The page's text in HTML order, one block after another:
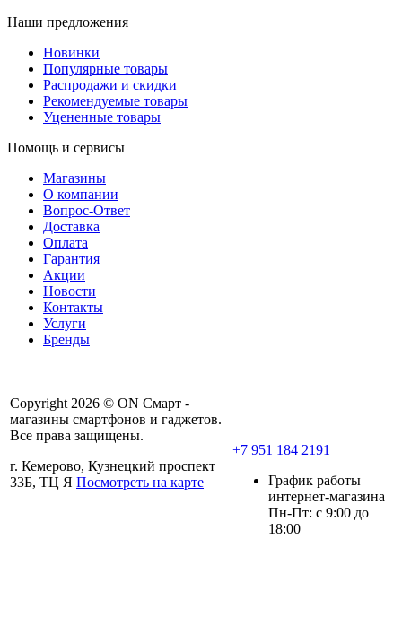
Наши предложения
Новинки
Популярные товары
Распродажи и скидки
Рекомендуемые товары
Уцененные товары
Помощь и сервисы
Магазины
О компании
Вопрос-Ответ
Доставка
Оплата
Гарантия
Акции
Новости
Контакты
Услуги
Бренды
Copyright 2026 © ON Смарт -
магазины смартфонов и гаджетов.
Все права защищены.
г. Кемерово, Кузнецкий проспект
33Б, ТЦ Я Посмотреть на карте
+7 951 184 2191
График работы
интернет-магазина
Пн-Пт: с 9:00 до
18:00